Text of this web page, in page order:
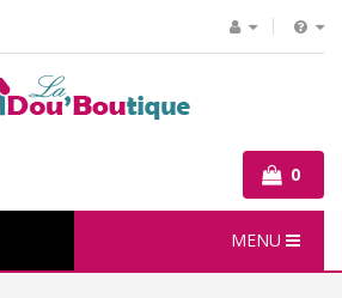
0
MENU